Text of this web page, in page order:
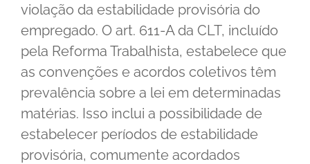
violação da estabilidade provisória do
empregado. O art. 611-A da CLT, incluído
pela Reforma Trabalhista, estabelece que
as convenções e acordos coletivos têm
prevalência sobre a lei em determinadas
matérias. Isso inclui a possibilidade de
estabelecer períodos de estabilidade
provisória, comumente acordados